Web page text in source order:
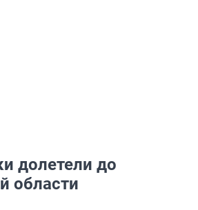
долетели до
области